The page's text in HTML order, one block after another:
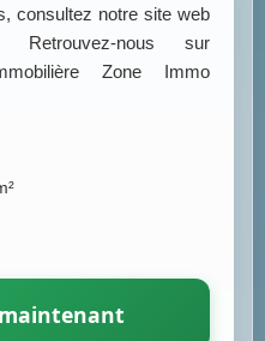
consultez notre site web
Retrouvez-nous sur
Zone Immo